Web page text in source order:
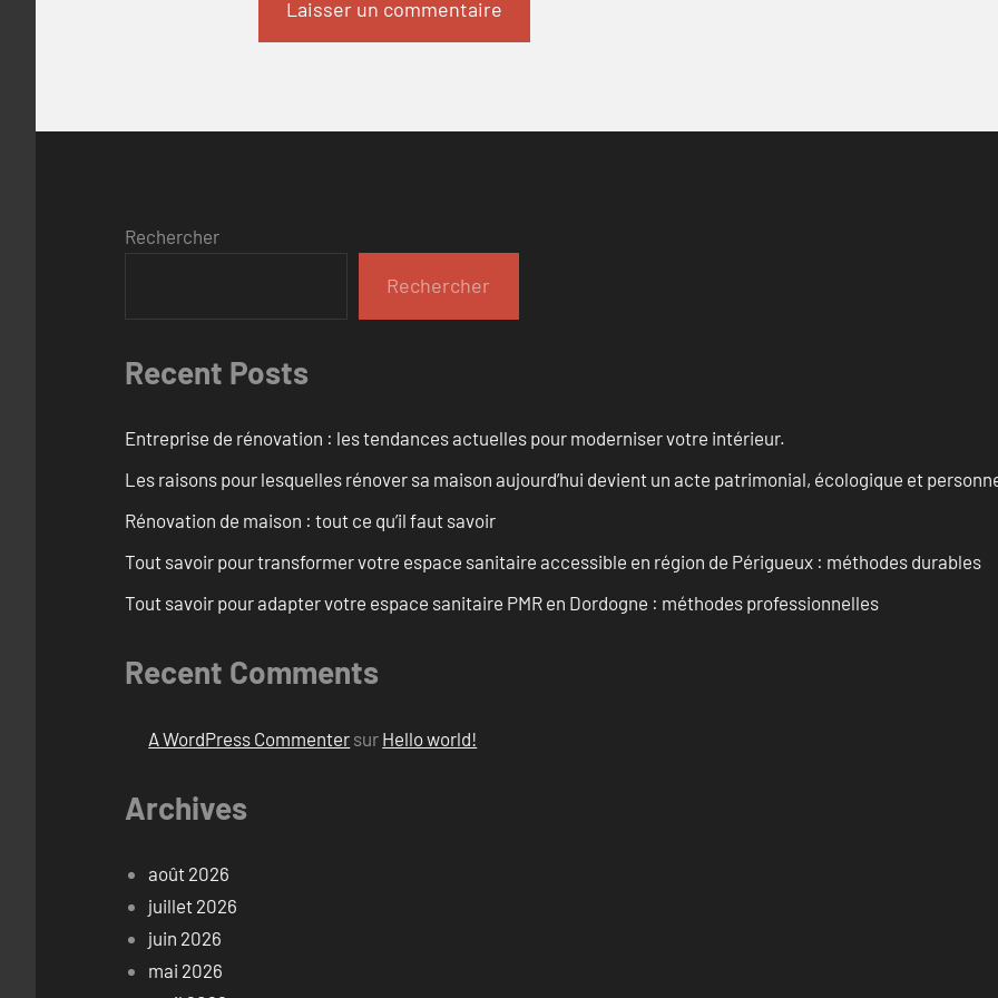
Rechercher
Rechercher
Recent Posts
Entreprise de rénovation : les tendances actuelles pour moderniser votre intérieur.
Les raisons pour lesquelles rénover sa maison aujourd’hui devient un acte patrimonial, écologique et
Rénovation de maison : tout ce qu’il faut savoir
Tout savoir pour transformer votre espace sanitaire accessible en région de Périgueux : méthodes durables
Tout savoir pour adapter votre espace sanitaire PMR en Dordogne : méthodes professionnelles
Recent Comments
A WordPress Commenter sur Hello world!
Archives
août 2026
juillet 2026
juin 2026
mai 2026